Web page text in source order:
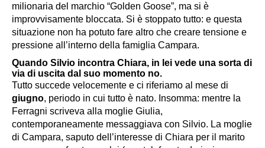
milionaria del marchio “Golden Goose”, ma si è
improvvisamente bloccata. Si è stoppato tutto: e questa
situazione non ha potuto fare altro che creare tensione e
pressione all’interno della famiglia Campara.
Quando Silvio incontra Chiara, in lei vede una sorta di
via di uscita dal suo momento no.
Tutto succede velocemente e ci riferiamo al mese di
giugno, periodo in cui tutto è nato. Insomma: mentre la
Ferragni scriveva alla moglie Giulia,
contemporaneamente messaggiava con Silvio. La moglie
di Campara, saputo dell’interesse di Chiara per il marito